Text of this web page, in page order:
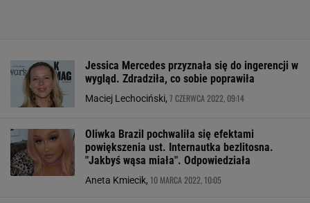
Jessica Mercedes przyznała się do ingerencji w
wygląd. Zdradziła, co sobie poprawiła
Maciej Lechociński, 7 CZERWCA 2022, 09:14
Oliwka Brazil pochwaliła się efektami
powiększenia ust. Internautka bezlitosna.
"Jakbyś wąsa miała". Odpowiedziała
Aneta Kmiecik, 10 MARCA 2022, 10:05